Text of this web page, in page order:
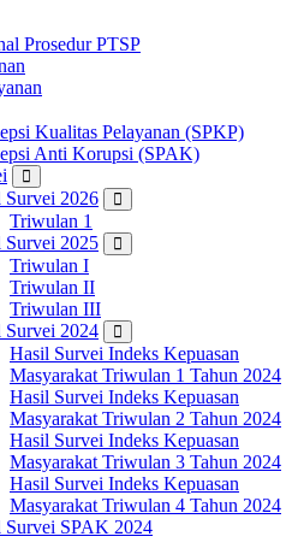
Prosedur PTSP
Kualitas Pelayanan (SPKP)
Anti Korupsi (SPAK)
Survei 2026
Triwulan 1
Survei 2025
Triwulan I
Triwulan II
Triwulan III
Survei 2024
Hasil Survei Indeks Kepuasan
Masyarakat Triwulan 1 Tahun 2024
Hasil Survei Indeks Kepuasan
Masyarakat Triwulan 2 Tahun 2024
Hasil Survei Indeks Kepuasan
Masyarakat Triwulan 3 Tahun 2024
Hasil Survei Indeks Kepuasan
Masyarakat Triwulan 4 Tahun 2024
Survei SPAK 2024